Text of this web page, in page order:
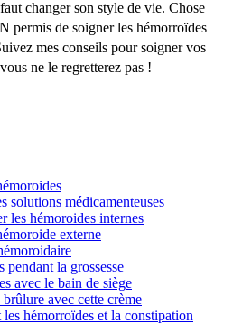
changer son style de vie. Chose
permis de soigner les hémorroïdes
mes conseils pour soigner vos
ne le regretterez pas !
solutions médicamenteuses
les hémoroides internes
externe
pendant la grossesse
avec le bain de siège
avec cette crème
hémorroïdes et la constipation